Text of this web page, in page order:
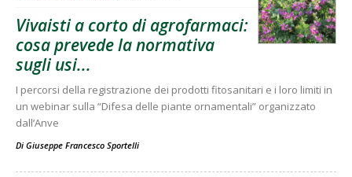
Vivaisti a corto di agrofarmaci:
cosa prevede la normativa
sugli usi...
I percorsi della registrazione dei prodotti fitosanitari e i loro limiti in
un webinar sulla “Difesa delle piante ornamentali” organizzato
dall’Anve
Di Giuseppe Francesco Sportelli